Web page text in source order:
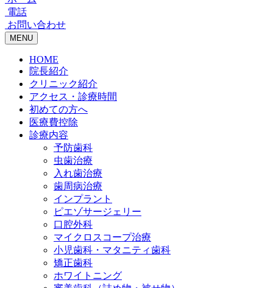
電話
お問い合わせ
MENU
HOME
院長紹介
クリニック紹介
アクセス・診療時間
初めての方へ
医療費控除
診療内容
予防歯科
虫歯治療
入れ歯治療
歯周病治療
インプラント
ピエゾサージェリー
口腔外科
マイクロスコープ治療
小児歯科・マタニティ歯科
矯正歯科
ホワイトニング